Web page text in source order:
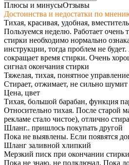
Плюсы и минусыОтзывы
Достоинства и недостатки по
Тихая, красивая, удобная,
Пользуемся неделю. Работает очень
стирки необходимо нормально
инструкции, тогда проблем не
сокращает время стирки. Очень
сигнал окончания стирки
Тяжелая, тихая, понятное управление
Стирает, отжимает, не сильно шумит
Цена, цвет
Тихая, большой барабан, функция
Относительно тихая. После старой
рекламе стало чистое), отлично
Шланг.. пришлось покупать другой
Пока не выявлены. Если появятся
Шланг заливной хлипкий
Мерзкий писк при окончании стирки
Пока не знаю, не подключал, Пока